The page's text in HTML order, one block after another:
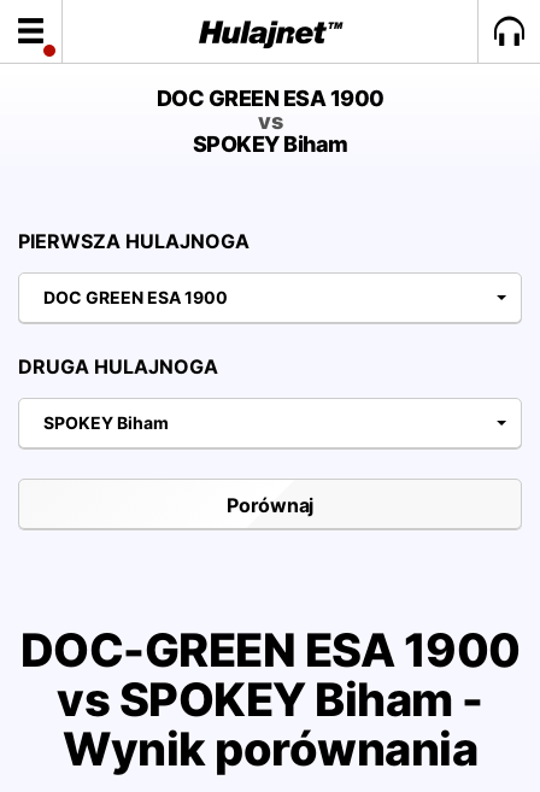
DOC GREEN ESA 1900
vs
SPOKEY Biham
PIERWSZA HULAJNOGA
DOC GREEN ESA 1900
DRUGA HULAJNOGA
SPOKEY Biham
DOC-GREEN ESA 1900
vs SPOKEY Biham -
Wynik porównania